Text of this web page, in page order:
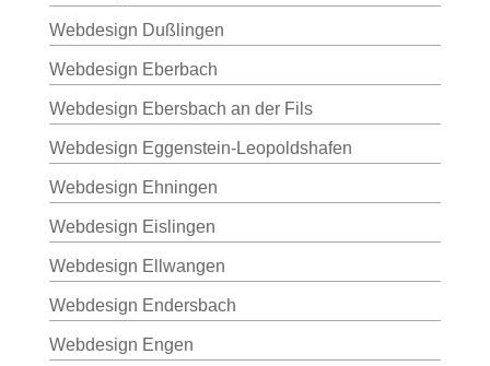
Webdesign Dußlingen
Webdesign Eberbach
Webdesign Ebersbach an der Fils
Webdesign Eggenstein-Leopoldshafen
Webdesign Ehningen
Webdesign Eislingen
Webdesign Ellwangen
Webdesign Endersbach
Webdesign Engen